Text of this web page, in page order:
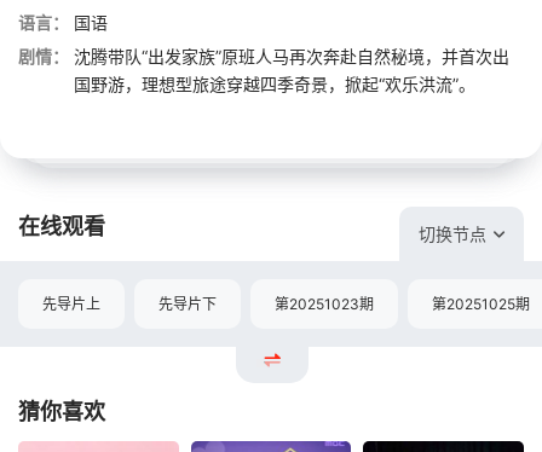
语言：
国语
剧情：
沈腾带队“出发家族”原班人马再次奔赴自然秘境，并首次出
国野游，理想型旅途穿越四季奇景，掀起“欢乐洪流”。
在线观看 切换节点
先导片上 先导片下 第20251023期 第20251025期
猜你喜欢